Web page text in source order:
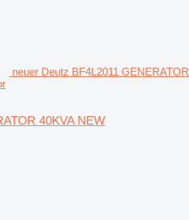
neuer Deutz BF4L2011 GENERATOR
40KVA NEW